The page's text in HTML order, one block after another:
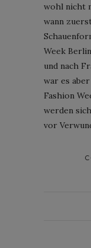
wohl nicht
wann
Week
und nach
war es aber
Fashion
werden
vor